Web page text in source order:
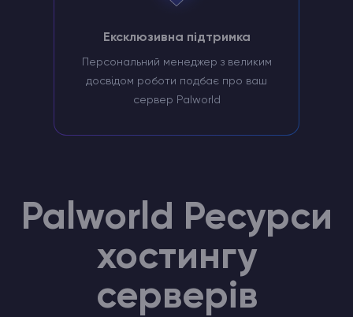
Ексклюзивна підтримка
Персональний менеджер з великим
досвідом роботи подбає про ваш
сервер Palworld
Palworld Ресурси
хостингу
серверів